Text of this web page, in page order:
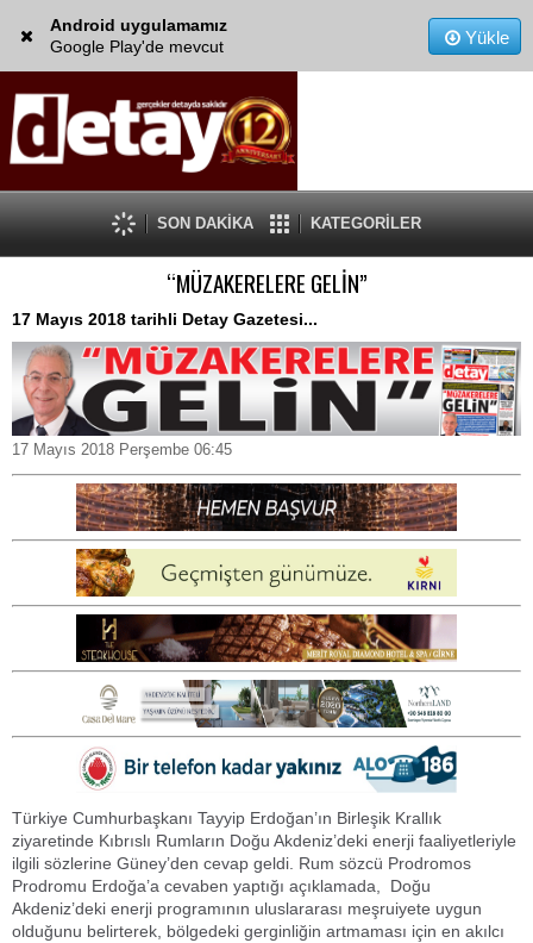
Android uygulamamız
Google Play'de mevcut
Yükle
SON DAKİKA KATEGORİLER
“MÜZAKERELERE GELİN”
17 Mayıs 2018 tarihli Detay Gazetesi...
17 Mayıs 2018 Perşembe 06:45
Türkiye Cumhurbaşkanı Tayyip Erdoğan’ın Birleşik Krallık
ziyaretinde Kıbrıslı Rumların Doğu Akdeniz’deki enerji faaliyetleriyle
ilgili sözlerine Güney’den cevap geldi. Rum sözcü Prodromos
Prodromu Erdoğa’a cevaben yaptığı açıklamada, Doğu
Akdeniz’deki enerji programının uluslararası meşruiyete uygun
olduğunu belirterek, bölgedeki gerginliğin artmaması için en akılcı